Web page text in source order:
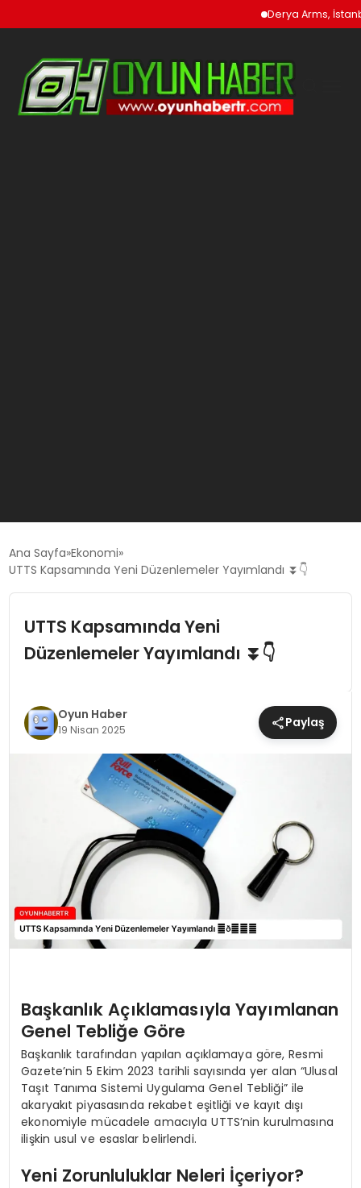
Derya Arms,
GÜNCEL
OYUN HABERLERI
EKONOMI
MAGAZIN
Ana Sayfa Ekonomi
UTTS Kapsamında Yeni Düzenlemeler Yayımlandı ⏬👇
UTTS Kapsamında Yeni
Düzenlemeler Yayımlandı ⏬👇
Oyun Haber
19 Nisan 2025 Paylaş
Başkanlık Açıklamasıyla Yayımlanan
Genel Tebliğe Göre
Başkanlık tarafından yapılan açıklamaya göre, Resmi
Gazete’nin 5 Ekim 2023 tarihli sayısında yer alan “Ulusal
Taşıt Tanıma Sistemi Uygulama Genel Tebliği” ile
akaryakıt piyasasında rekabet eşitliği ve kayıt dışı
ekonomiyle mücadele amacıyla UTTS’nin kurulmasına
ilişkin usul ve esaslar belirlendi.
Yeni Zorunluluklar Neleri İçeriyor?